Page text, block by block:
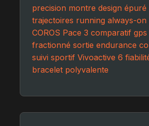
precision montre design épuré
trajectoires running always-on
COROS Pace 3 comparatif gps
fractionné sortie endurance
suivi sportif Vivoactive 6
bracelet polyvalente